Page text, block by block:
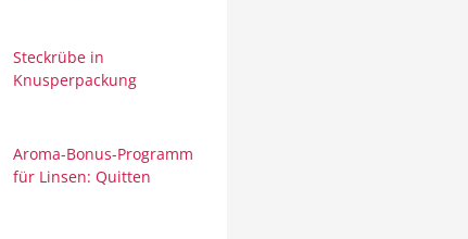
Steckrübe in
Knusperpackung
Aroma-Bonus-Programm
für Linsen: Quitten